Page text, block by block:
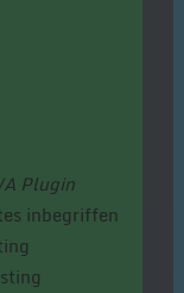
Plugin
inbegriffen